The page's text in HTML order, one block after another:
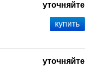
уточняйте
уточняйте